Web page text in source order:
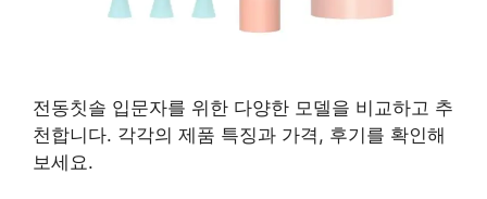
전동칫솔 입문자를 위한 다양한 모델을 비교하고 추
천합니다. 각각의 제품 특징과 가격, 후기를 확인해
보세요.